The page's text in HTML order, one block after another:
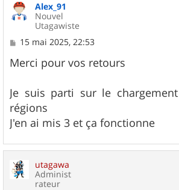
Alex_91
Nouvel
Utagawiste
M
s
s
g
e
15 mai 2025, 22:53
Merci pour vos retours
Je suis parti sur le
régions
J'en ai mis 3 et ça fonctionne
utagawa
Administ
rateur